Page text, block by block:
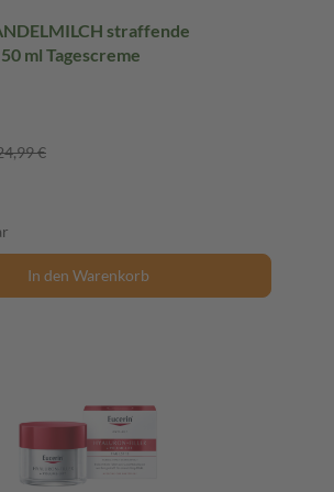
straffende
ml Tagescreme
€
In den Warenkorb